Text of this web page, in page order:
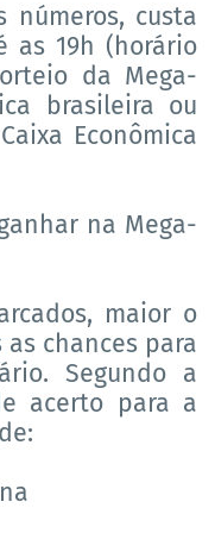
números, custa
as 19h (horário
da Mega-
brasileira ou
Econômica
na Mega-
maior o
chances para
Segundo a
acerto para a